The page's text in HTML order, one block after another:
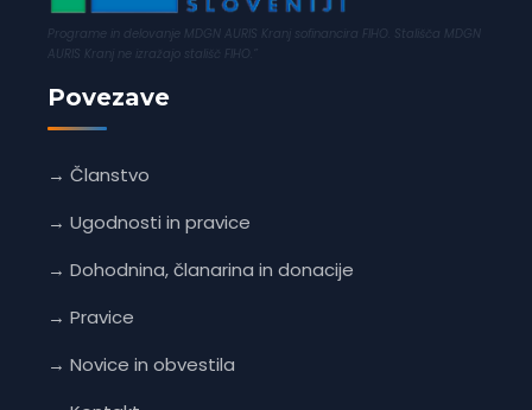
Programe in delovanje MDGN AURIS Kranj sofinancira FIHO. Stališča MDGN
AURIS Kranj ne izražajo stališč FIHO.”
Povezave
→ Članstvo
→ Ugodnosti in pravice
→ Dohodnina, članarina in donacije
→ Pravice
→ Novice in obvestila